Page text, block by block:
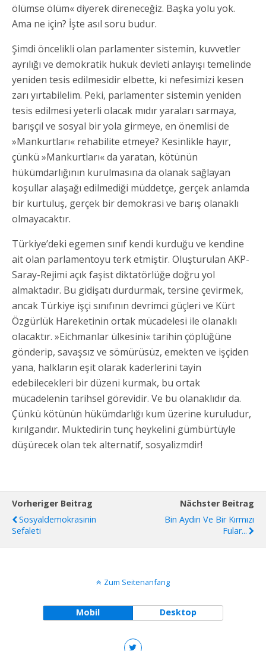
ölümse ölüm« diyerek direneceğiz. Başka yolu yok.
Ama ne için? İşte asıl soru budur.
Şimdi öncelikli olan parlamenter sistemin, kuvvetler
ayrılığı ve demokratik hukuk devleti anlayışı temelinde
yeniden tesis edilmesidir elbette, ki nefesimizi kesen
zarı yırtabilelim. Peki, parlamenter sistemin yeniden
tesis edilmesi yeterli olacak mıdır yaraları sarmaya,
barışçıl ve sosyal bir yola girmeye, en önemlisi de
»Mankurtları« rehabilite etmeye? Kesinlikle hayır,
çünkü »Mankurtları« da yaratan, kötünün
hükümdarlığının kurulmasına da olanak sağlayan
koşullar alaşağı edilmediği müddetçe, gerçek anlamda
bir kurtuluş, gerçek bir demokrasi ve barış olanaklı
olmayacaktır.
Türkiye’deki egemen sınıf kendi kurduğu ve kendine
ait olan parlamentoyu terk etmiştir. Oluşturulan AKP-
Saray-Rejimi açık faşist diktatörlüğe doğru yol
almaktadır. Bu gidişatı durdurmak, tersine çevirmek,
ancak Türkiye işçi sınıfının devrimci güçleri ve Kürt
Özgürlük Hareketinin ortak mücadelesi ile olanaklı
olacaktır. »Eichmanlar ülkesini« tarihin çöplüğüne
gönderip, savaşsız ve sömürüsüz, emekten ve işçiden
yana, halkların eşit olarak kaderlerini tayin
edebilecekleri bir düzeni kurmak, bu ortak
mücadelenin tarihsel görevidir. Ve bu olanaklıdır da.
Çünkü kötünün hükümdarlığı kum üzerine kuruludur,
kırılgandır. Muktedirin tunç heykelini gümbürtüyle
düşürecek olan tek alternatif, sosyalizmdir!
Vorheriger Beitrag
Sosyaldemokrasinin
Sefaleti
Nächster Beitrag
Bin Aydın Ve Bir Kırmızı
Fular...
Zum Seitenanfang
Mobil Desktop